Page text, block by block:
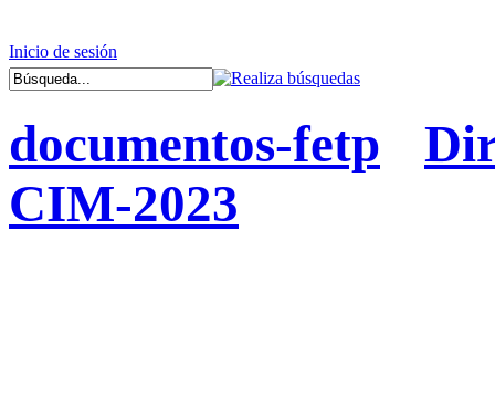
Inicio de sesión
documentos-fetp
CIM-2023